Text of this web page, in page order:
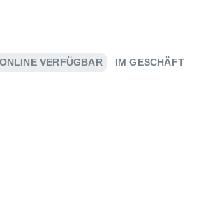
ONLINE VERFÜGBAR IM GESCHÄFT